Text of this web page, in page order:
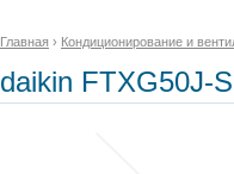
Главная › Кондиционирование и
daikin FTXG50J-